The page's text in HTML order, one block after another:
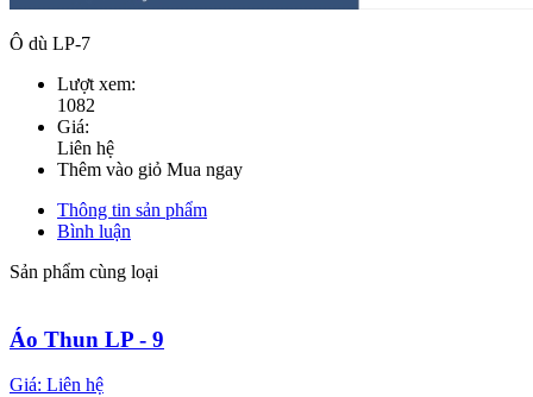
Ô dù LP-7
Lượt xem:
1082
Giá:
Liên hệ
Thêm vào giỏ Mua ngay
Thông tin sản phẩm
Bình luận
Sản phẩm cùng loại
Áo Thun LP - 9
Giá: Liên hệ